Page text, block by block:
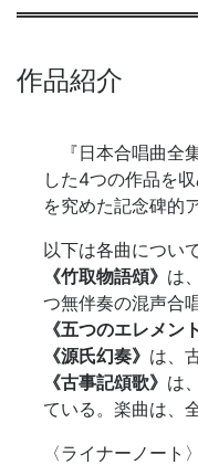
作品紹介
『日本合唱曲全
した4つの作品を
を究めた記念碑的
以下は各曲につい
《竹取物語頌》 は
つ無伴奏の混声合
《五つのエレメン
《源氏幻奏》 は、
《古事記頌歌》 は
ている。楽曲は、
〈ライナーノート〉